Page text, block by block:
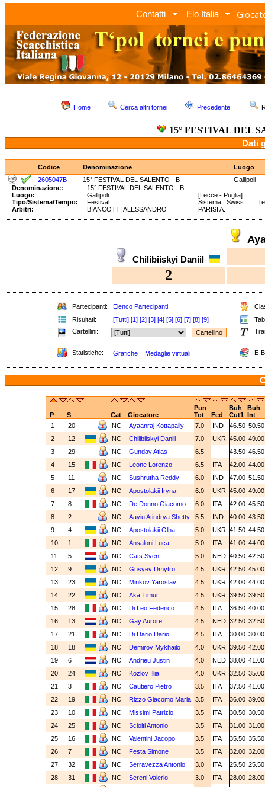
Contatti Elo Italia
Home Cerca altri tornei Precedente
15° FESTIVAL DEL
Dati
Codice Denominazione
Luogo
2605047B
15° FESTIVAL DEL SALENTO - B
Gallipoli
Denominazione:
15° FESTIVAL DEL SALENTO - B
Luogo:
Gallipoli
[Lecce - Puglia]
Tipo/Sistema/Tempo:
Festival
Sistema: Swiss
Arbitri:
BIANCOTTI ALESSANDRO PARISI A.
Chilibiiskyi Daniil
2
Partecipanti: Elenco Partecipanti
Risultati:
[Tutti] [1] [2] [3] [4] [5] [6] [7] [8] [9]
Cartellini:
Statistiche: Grafiche Medaglie virtuali E-
Pun Buh
Buh
P
S Cat Giocatore Tot Fed Cut1 Int
1
20 NC Ayaanraj Kottapally 7.0 IND 46.50
2
12 NC Chilibiiskyi Daniil 7.0 UKR 45.00
3
29 NC Gunday Atlas 6.5 43.50
4
15 NC Leone Lorenzo 6.5 ITA 42.00
5
11 NC Sushrutha Reddy 6.0 IND 47.00
6
17 NC Apostolakii Iryna 6.0 UKR 45.00
7
8 NC De Donno Giacomo 6.0 ITA 42.00
8
2 NC Aayiu Atindrya Shetty 5.5 IND 40.00
9
4 NC Apostolakii Olha 5.0 UKR 41.50
10
1 NC Ansaloni Luca 5.0 ITA 41.00
11
5 NC Cats Sven 5.0 NED 40.50
12
9 NC Gusyev Dmytro 4.5 UKR 42.50
13
23 NC Minkov Yaroslav 4.5 UKR 42.00
14
22 NC Aka Timur 4.5 UKR 39.50
15
28 NC Di Leo Federico 4.5 ITA 36.50
16
13 NC Gay Aurore 4.5 NED 32.50
17
21 NC Di Dario Dario 4.5 ITA 30.00
18
18 NC Demirov Mykhailo 4.0 UKR 39.50
19
6 NC Andrieu Justin 4.0 NED 38.00
20
24 NC Kozlov Illia 4.0 UKR 32.50
21
3 NC Cautiero Pietro 3.5 ITA 37.50
22
19 NC Rizzo Giacomo Maria 3.5 ITA 36.00
23
10 NC Missimi Patrizio 3.5 ITA 30.50
24
25 NC Sciolti Antonio 3.5 ITA 31.00
25
16 NC Valentini Jacopo 3.5 ITA 35.50
26
7 NC Festa Simone 3.5 ITA 32.00
27
32 NC Serravezza Antonio 3.0 ITA 25.50
28
31 NC Sereni Valerio 3.0 ITA 28.00